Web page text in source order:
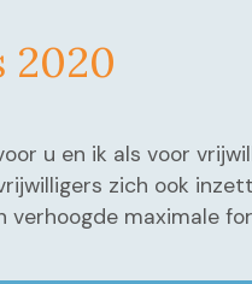
2020
u en ik als voor
zich ook
verhoogde maximale